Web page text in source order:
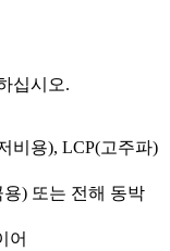
십시오.
비용), LCP(고주파)
) 또는 전해 동박
어